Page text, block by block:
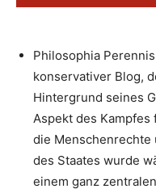
Philosophia
konservativer Blog,
Hintergrund seines
Aspekt des
die
des Staates wurde
einem ganz